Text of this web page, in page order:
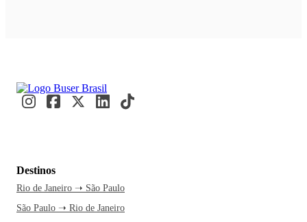
Destinos
Rio de Janeiro ➝ São Paulo
São Paulo ➝ Rio de Janeiro